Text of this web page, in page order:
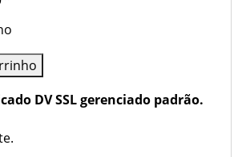
de
DV SSL gerenciado padrão.